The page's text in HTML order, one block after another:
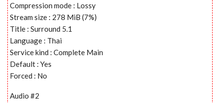
Compression mode : Lossy
Stream size : 278 MiB (7%)
Title : Surround 5.1
Language : Thai
Service kind : Complete Main
Default : Yes
Forced : No
Audio #2